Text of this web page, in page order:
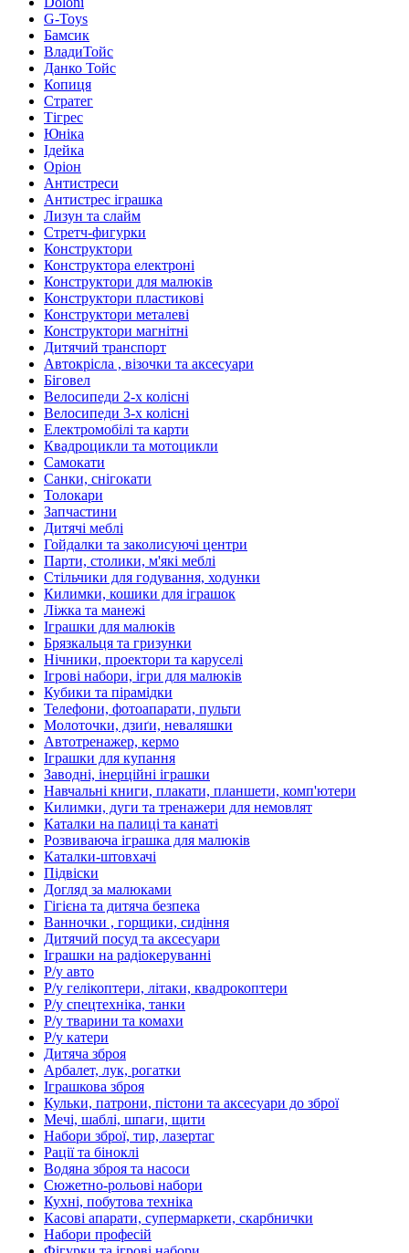
G-Toys
Бамсик
ВладиТойс
Данко Тойс
Копиця
Стратег
Тігрес
Юніка
Ідейка
Оріон
Антистреси
Антистрес іграшка
Лизун та слайм
Стретч-фигурки
Конструктори
Конструктора електроні
Конструктори для малюків
Конструктори пластикові
Конструктори металеві
Конструктори магнітні
Дитячий транспорт
Автокрісла , візочки та аксесуари
Біговел
Велосипеди 2-х колісні
Велосипеди 3-х колісні
Електромобілі та карти
Квадроцикли та мотоцикли
Самокати
Санки, снігокати
Толокари
Запчастини
Дитячі меблі
Гойдалки та заколисуючі центри
Парти, столики, м'які меблі
Стільчики для годування, ходунки
Килимки, кошики для іграшок
Ліжка та манежі
Іграшки для малюків
Брязкальця та гризунки
Нічники, проектори та каруселі
Ігрові набори, ігри для малюків
Кубики та пірамідки
Телефони, фотоапарати, пульти
Молоточки, дзиґи, неваляшки
Автотренажер, кермо
Іграшки для купання
Заводні, інерційні іграшки
Навчальні книги, плакати, планшети, комп'ютери
Килимки, дуги та тренажери для немовлят
Каталки на палиці та канаті
Розвиваюча іграшка для малюків
Каталки-штовхачі
Підвіски
Догляд за малюками
Гігієна та дитяча безпека
Ванночки , горщики, сидіння
Дитячий посуд та аксесуари
Іграшки на радіокеруванні
Р/у авто
Р/у гелікоптери, літаки, квадрокоптери
Р/у спецтехніка, танки
Р/у тварини та комахи
Р/у катери
Дитяча зброя
Арбалет, лук, рогатки
Іграшкова зброя
Кульки, патрони, пістони та аксесуари до зброї
Мечі, шаблі, шпаги, щити
Набори зброї, тир, лазертаг
Рації та біноклі
Водяна зброя та насоси
Сюжетно-рольові набори
Кухні, побутова техніка
Касові апарати, супермаркети, скарбнички
Набори професій